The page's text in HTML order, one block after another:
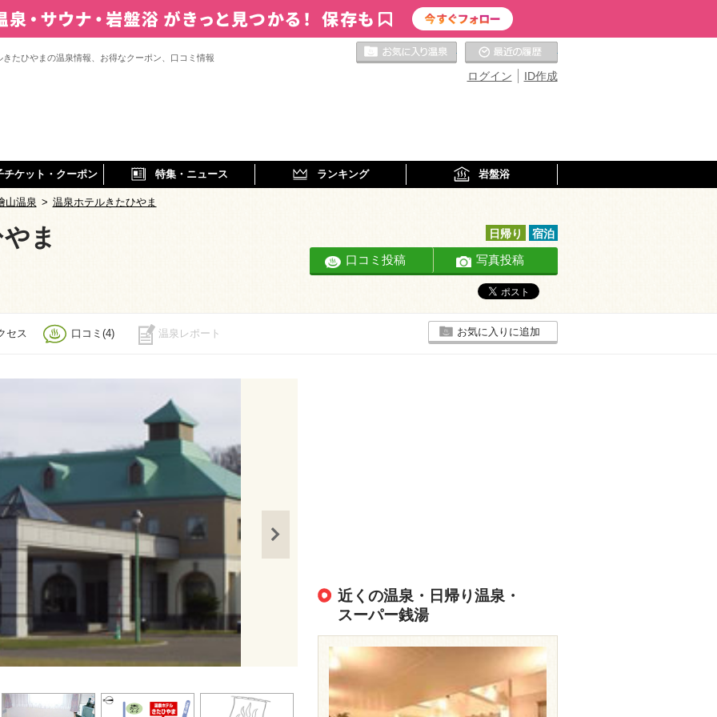
きたひやまの温泉情報、お得なクーポン、口コミ情報
ID作成
ログイン
お気に入りの温泉
チケット・クーポン 特集・ニュース ランキング 岩盤浴
山温泉 > 温泉ホテルきたひやま
ま 日帰り 宿泊
口コミ投稿 写真投稿
セス 口コミ(4) 温泉レポート お気に入りに追加
近くの温泉・日帰り温泉・
スーパー銭湯